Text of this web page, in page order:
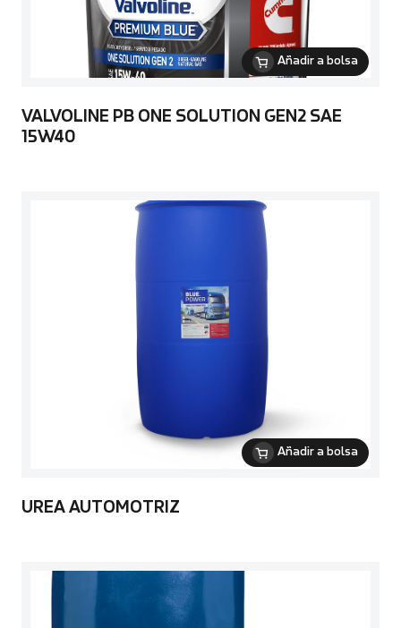
Añadir a bolsa
VALVOLINE PB ONE SOLUTION GEN2 SAE
15W40
Añadir a bolsa
UREA AUTOMOTRIZ